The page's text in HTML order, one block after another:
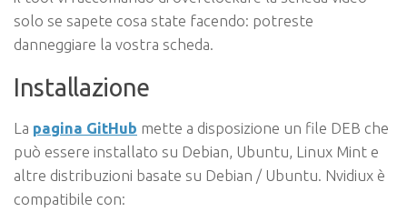
solo se sapete cosa state facendo: potreste
danneggiare la vostra scheda.
Installazione
La pagina GitHub mette a disposizione un file DEB che
può essere installato su Debian, Ubuntu, Linux Mint e
altre distribuzioni basate su Debian / Ubuntu. Nvidiux è
compatibile con: